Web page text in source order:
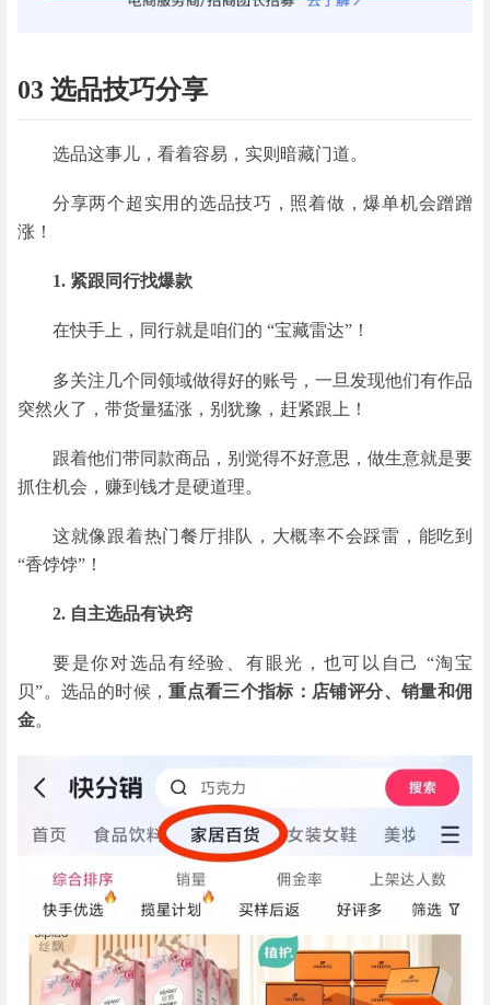
03 选品技巧分享
选品这事儿，看着容易，实则暗藏门道。
分享两个超实用的选品技巧，照着做，爆单机会蹭蹭
涨！
1. 紧跟同行找爆款
在快手上，同行就是咱们的 “宝藏雷达”！
多关注几个同领域做得好的账号，一旦发现他们有作品
突然火了，带货量猛涨，别犹豫，赶紧跟上！
跟着他们带同款商品，别觉得不好意思，做生意就是要
抓住机会，赚到钱才是硬道理。
这就像跟着热门餐厅排队，大概率不会踩雷，能吃到
“香饽饽”！
2. 自主选品有诀窍
要是你对选品有经验、有眼光，也可以自己 “淘宝
贝”。选品的时候，重点看三个指标：店铺评分、销量和佣
金。